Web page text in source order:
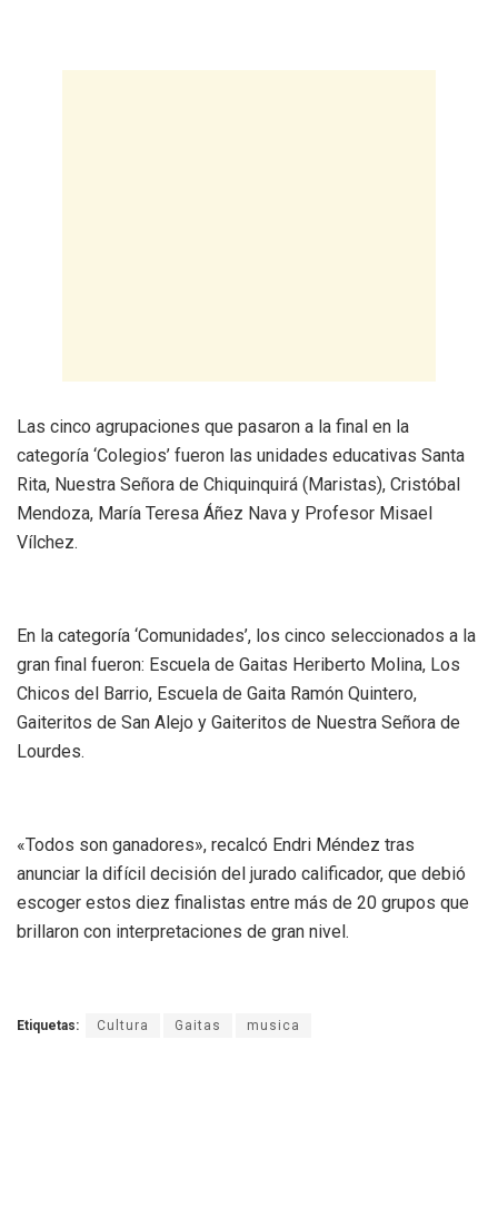
Las cinco agrupaciones que pasaron a la final en la
categoría ‘Colegios’ fueron las unidades educativas Santa
Rita, Nuestra Señora de Chiquinquirá (Maristas), Cristóbal
Mendoza, María Teresa Áñez Nava y Profesor Misael
Vílchez.
En la categoría ‘Comunidades’, los cinco seleccionados a la
gran final fueron: Escuela de Gaitas Heriberto Molina, Los
Chicos del Barrio, Escuela de Gaita Ramón Quintero,
Gaiteritos de San Alejo y Gaiteritos de Nuestra Señora de
Lourdes.
«Todos son ganadores», recalcó Endri Méndez tras
anunciar la difícil decisión del jurado calificador, que debió
escoger estos diez finalistas entre más de 20 grupos que
brillaron con interpretaciones de gran nivel.
Etiquetas: Cultura Gaitas musica